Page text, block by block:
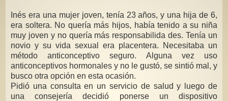
Inés era una mujer joven, tenía 23 años, y una hija de 6,
era soltera. No quería más hijos, había tenido a su niña
muy joven y no quería más responsabilida des. Tenía un
novio y su vida sexual era placentera. Necesitaba un
método anticonceptivo seguro. Alguna vez uso
anticonceptivos hormonales y no le gustó, se sintió mal, y
busco otra opción en esta ocasión.
Pidió una consulta en un servicio de salud y luego de
una consejería decidió ponerse un dispositivo